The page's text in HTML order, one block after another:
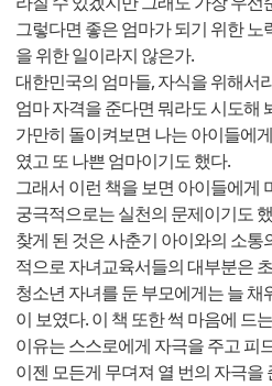
그렇다면 좋은 엄마가 되기 위한 노
을 위한 일이라지 않은가.
대한민국의 엄마들, 자식을 위해서
엄마 자격을 준다면 뭐라도 시도해
가만히 돌이켜보면 나는 아이들에
였고 또 나쁜 엄마이기도 했다.
그래서 이런 책을 보면 아이들에게
궁극적으로는 실천의 문제이기도
찾게 된 것은 사춘기 아이와의 소통
적으로 자녀교육서들의 대부분은
청소년 자녀를 둔 부모에게는 늘
이 보였다. 이 책 또한 썩 마음에 드
이유는 스스로에게 자극을 주고 피
이젠 모든게 무뎌져 열 번의 자극